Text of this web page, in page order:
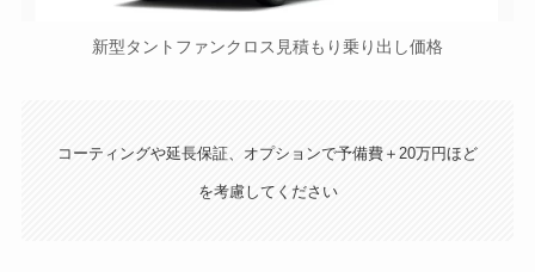
新型タントファンクロス見積もり乗り出し価格
コーティングや延長保証、オプションで予備費＋20万円ほど
を考慮してください